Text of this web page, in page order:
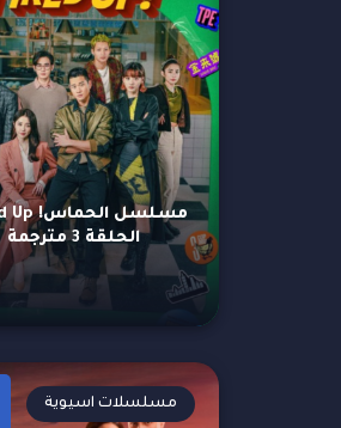
الحلقة 3 مترجمة
مسلسلات اسيوية